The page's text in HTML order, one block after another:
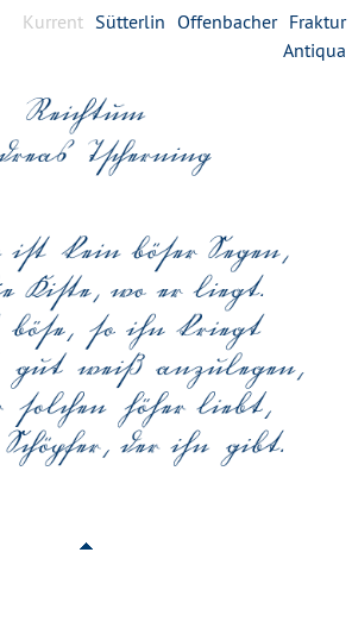
Kurrent Sütterlin Offenbacher Fraktur
Antiqua